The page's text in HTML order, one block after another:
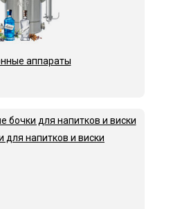
аппараты
для напитков и виски